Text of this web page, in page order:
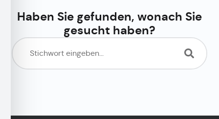
Haben Sie gefunden, wonach Sie
gesucht haben?